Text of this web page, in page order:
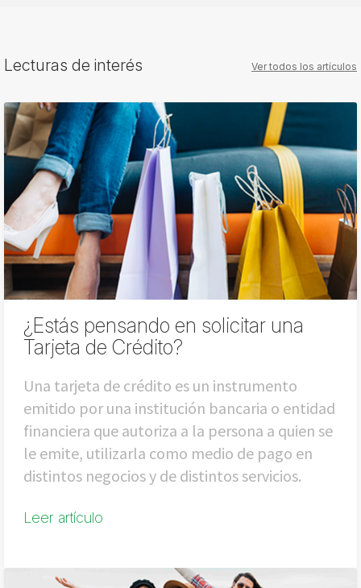
Lecturas de interés Ver todos los artículos
¿Estás pensando en solicitar una
Tarjeta de Crédito?
Una tarjeta de crédito es un instrumento
emitido por una institución bancaria o entidad
financiera que autoriza a la persona a quien se
le emite, utilizarla como medio de pago en
distintos negocios y de distintos servicios.
Leer artículo